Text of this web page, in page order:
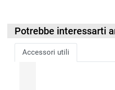
Potrebbe interessarti
Accessori utili